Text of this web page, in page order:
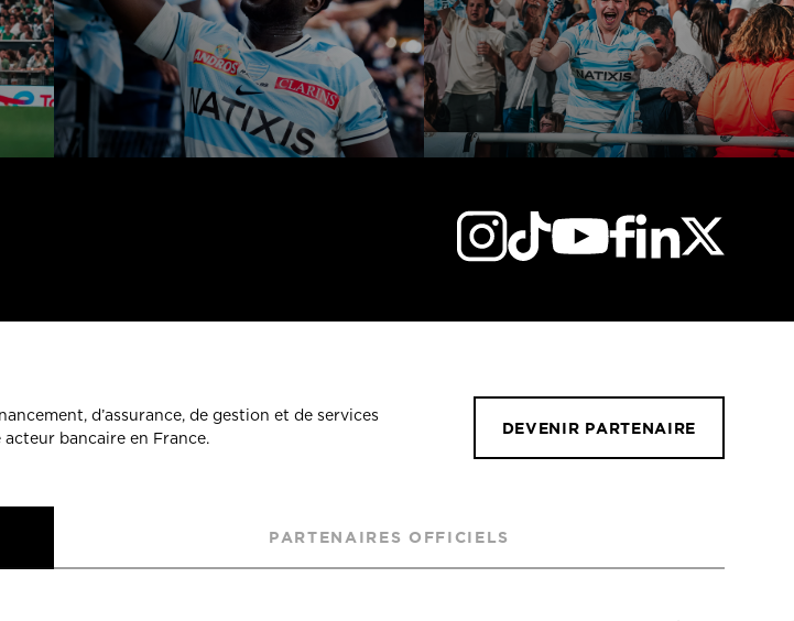
d’assurance, de gestion et de services
acteur bancaire en France.
DEVENIR PARTENAIRE
PARTENAIRES OFFICIELS